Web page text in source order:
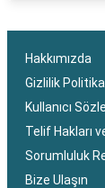
Hakkımızda
Gizlilik
Kullanıcı
Telif Hakları
Sorumluluk
Bize Ulaşın